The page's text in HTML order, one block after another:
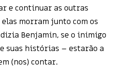
e continuar as outras
morram junto com os
Benjamin, se o inimigo
suas histórias – estarão a
(nos) contar.